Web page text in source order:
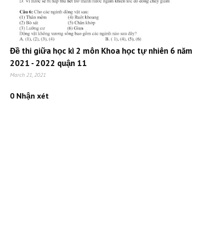
Đề thi giữa học kì 2 môn Khoa học tự nhiên 6 năm
2021 - 2022 quận 11
March 21, 2021
0 Nhận xét